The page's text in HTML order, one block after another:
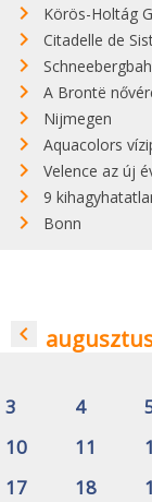
Körös-Holtág
Citadelle de
A Brontë
Nijmegen
Aquacolors
Velence az új
9
Bonn
navigate_before
3
4
10
11
17
18